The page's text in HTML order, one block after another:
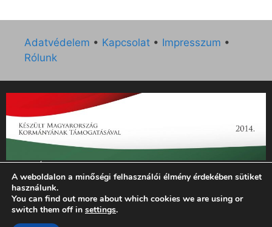
Adatvédelem • Kapcsolat • Impresszum •
Rólunk
„Az Új Ember katolikus hetilap 2014. évi működésének
támogatását az EGYH-KCP-14-P-0121 sz. támogatási
szerződés keretében 3 000 000 Ft összegben támogatta az
Emberi Erőforrások Minisztériuma.”
A weboldalon a minőségi felhasználói élmény érdekében sütiket
használunk.
You can find out more about which cookies we are using or
switch them off in settings.